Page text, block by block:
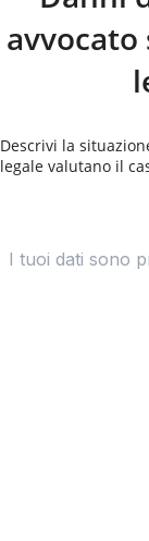
avvocato
Descrivi la
legale valutano il